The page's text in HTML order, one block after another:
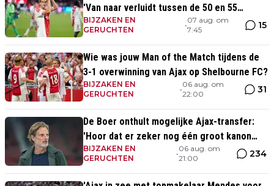
'Van naar verluidt tussen de 50 en 55
miljoen euro'
BIJZAKEN EN
GERUCHTEN
•
07 aug. om
7:45
15
Wie was jouw Man of the Match tijdens de
3-1 overwinning van Ajax op Shelbourne FC?
BIJZAKEN EN
GERUCHTEN
•
06 aug. om
22:00
31
De Boer onthult mogelijke Ajax-transfer:
'Hoor dat er zeker nog één groot kanon
aankomt'
BIJZAKEN EN
GERUCHTEN
•
06 aug. om
21:00
234